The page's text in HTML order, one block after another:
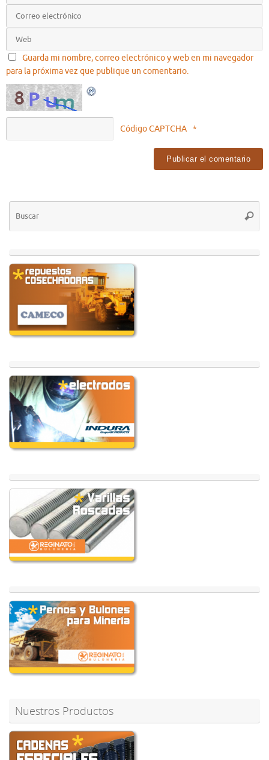
Guarda mi nombre, correo electrónico y web en mi navegador
para la próxima vez que publique un comentario.
Código CAPTCHA *
Nuestros Productos